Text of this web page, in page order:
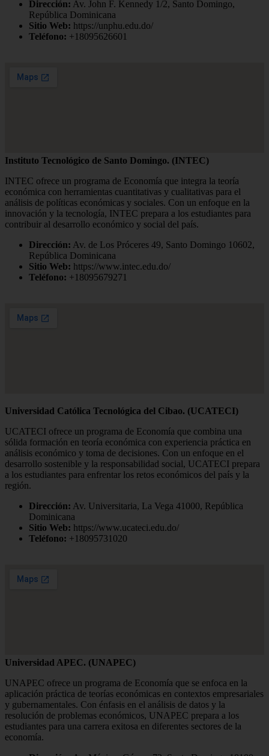
Dirección: Av. John F. Kennedy 1/2, Santo Domingo,
República Dominicana
Sitio Web: https://unphu.edu.do/
Teléfono: +18095626601
Instituto Tecnológico de Santo Domingo. (INTEC)
INTEC ofrece un programa de Economía que integra la teoría
económica con herramientas cuantitativas y cualitativas para el
análisis de políticas económicas y sociales. Con un enfoque en la
innovación y la tecnología, INTEC prepara a los estudiantes para
contribuir al desarrollo económico y social del país.
Dirección: Av. de Los Próceres 49, Santo Domingo 10602,
República Dominicana
Sitio Web: https://www.intec.edu.do/
Teléfono: +18095679271
Universidad Católica Tecnológica del Cibao. (UCATECI)
UCATECI ofrece un programa de Economía que combina una
sólida formación en teoría económica con experiencia práctica en
análisis económico y toma de decisiones. Con un enfoque en el
desarrollo sostenible y la responsabilidad social, UCATECI prepara
a los estudiantes para enfrentar los retos económicos del país y la
región.
Dirección: Av. Universitaria, La Vega 41000, República
Dominicana
Sitio Web: https://www.ucateci.edu.do/
Teléfono: +18095731020
Universidad APEC. (UNAPEC)
UNAPEC ofrece un programa de Economía que se enfoca en la
aplicación práctica de teorías económicas en contextos empresariales
y gubernamentales. Con énfasis en el análisis de datos y la
resolución de problemas económicos, UNAPEC prepara a los
estudiantes para una carrera exitosa en diferentes sectores de la
economía.